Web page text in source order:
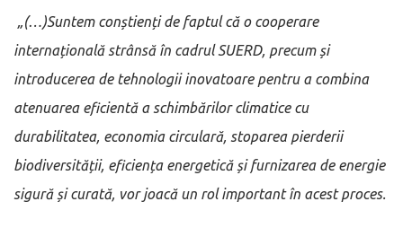
„(…)Suntem conștienți de faptul că o cooperare
internațională strânsă în cadrul SUERD, precum și
introducerea de tehnologii inovatoare pentru a combina
atenuarea eficientă a schimbărilor climatice cu
durabilitatea, economia circulară, stoparea pierderii
biodiversității, eficiența energetică și furnizarea de energie
sigură și curată, vor joacă un rol important în acest proces.